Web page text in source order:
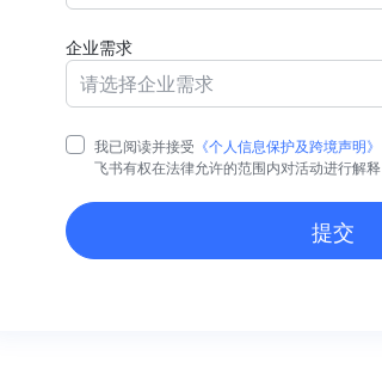
企业需求
请选择企业需求
我已阅读并接受 《个人信息保护及跨境声明》
飞书有权在法律允许的范围内对活动进行解释
提交